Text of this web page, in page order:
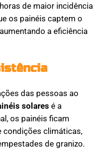
de maior incidência
os painéis captem o
a eficiência
das pessoas ao
solares é a
os painéis ficam
climáticas,
de granizo.